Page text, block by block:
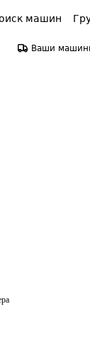
машин
Ваши